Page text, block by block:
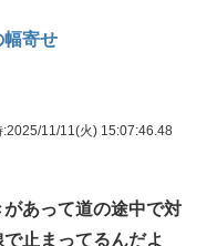
幅寄せ
:2025/11/11(火) 15:07:46.48
あって道の途中で対
止まってるんだよ